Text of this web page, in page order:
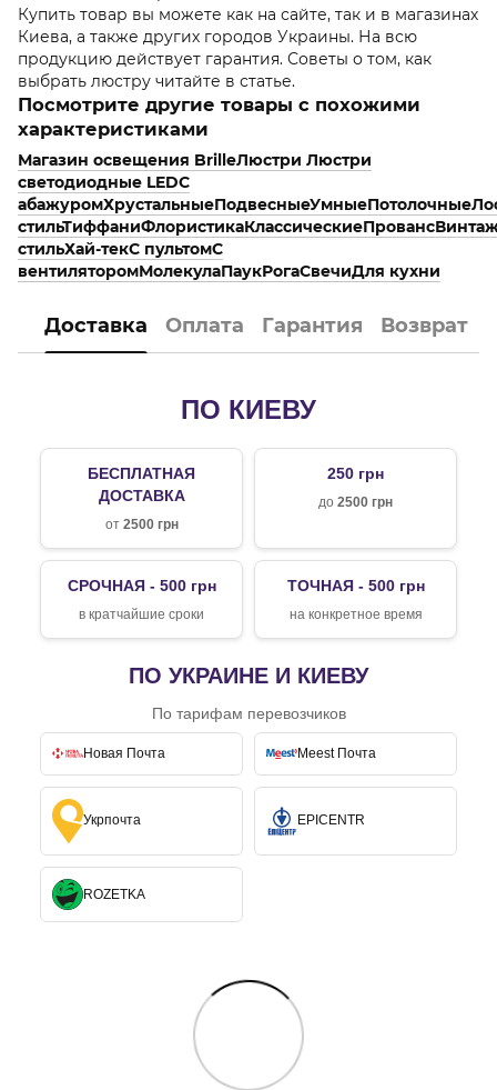
Купить товар вы можете как на сайте, так и в магазинах
Киева, а также других городов Украины. На всю
продукцию действует гарантия. Советы о том, как
выбрать люстру читайте в статье.
Посмотрите другие товары с похожими
характеристиками
Магазин освещения BrilleЛюстри Люстри
светодиодные LEDС
абажуромХрустальныеПодвесныеУмныеПотолочные
стильТиффаниФлористикаКлассическиеПрованс
стильХай-текС пультомС
вентиляторомМолекулаПаукРогаСвечиДля кухни
Доставка Оплата Гарантия Возврат
ПО КИЕВУ
БЕСПЛАТНАЯ
ДОСТАВКА
от 2500 грн
250 грн
до 2500 грн
СРОЧНАЯ - 500 грн
в кратчайшие сроки
ТОЧНАЯ - 500 грн
на конкретное время
ПО УКРАИНЕ И КИЕВУ
По тарифам перевозчиков
Новая Почта Meest Почта
Укрпочта EPICENTR
ROZETKA